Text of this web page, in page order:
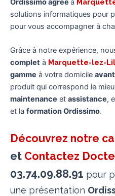
Ordissimo agréé à
solutions informatiques pour
pour vous accompagner à
Grâce à notre expérience,
complet à Marquette-lez-
gamme à votre domicile
produit qui correspond le
maintenance et assistance,
et la formation Ordissimo.
Découvrez notre
et Contactez
03.74.09.88.91 pour
une présentation